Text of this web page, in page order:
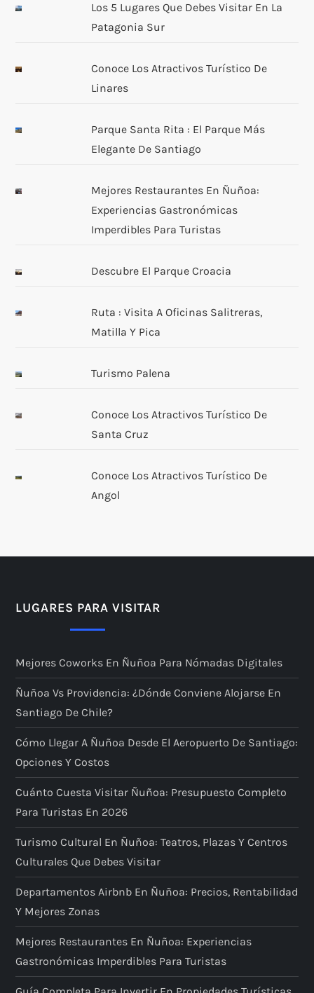
Los 5 Lugares Que Debes Visitar En La
Patagonia Sur
Conoce Los Atractivos Turístico De
Linares
Parque Santa Rita : El Parque Más
Elegante De Santiago
Mejores Restaurantes En Ñuñoa:
Experiencias Gastronómicas
Imperdibles Para Turistas
Descubre El Parque Croacia
Ruta : Visita A Oficinas Salitreras,
Matilla Y Pica
Turismo Palena
Conoce Los Atractivos Turístico De
Santa Cruz
Conoce Los Atractivos Turístico De
Angol
LUGARES PARA VISITAR
Mejores Coworks En Ñuñoa Para Nómadas Digitales
Ñuñoa Vs Providencia: ¿dónde Conviene Alojarse En
Santiago De Chile?
Cómo Llegar A Ñuñoa Desde El Aeropuerto De Santiago:
Opciones Y Costos
Cuánto Cuesta Visitar Ñuñoa: Presupuesto Completo
Para Turistas En 2026
Turismo Cultural En Ñuñoa: Teatros, Plazas Y Centros
Culturales Que Debes Visitar
Departamentos Airbnb En Ñuñoa: Precios, Rentabilidad
Y Mejores Zonas
Mejores Restaurantes En Ñuñoa: Experiencias
Gastronómicas Imperdibles Para Turistas